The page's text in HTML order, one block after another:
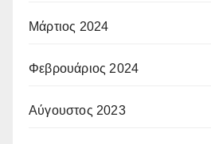
Μάρτιος 2024
Φεβρουάριος 2024
Αύγουστος 2023